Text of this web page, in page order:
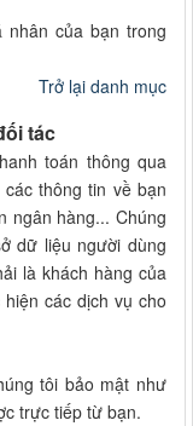
của bạn trong
Trở lại danh mục
tác
toán thông qua
thông tin về bạn
ngân hàng... Chúng
dữ liệu người dùng
là khách hàng của
các dịch vụ cho
tôi bảo mật như
trực tiếp từ bạn.